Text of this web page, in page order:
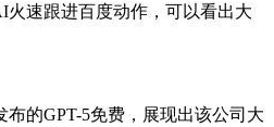
速跟进百度动作，可以看出大
的GPT-5免费，展现出该公司大